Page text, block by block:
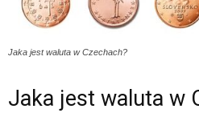
Jaka jest waluta w Czechach?
Jaka jest waluta w